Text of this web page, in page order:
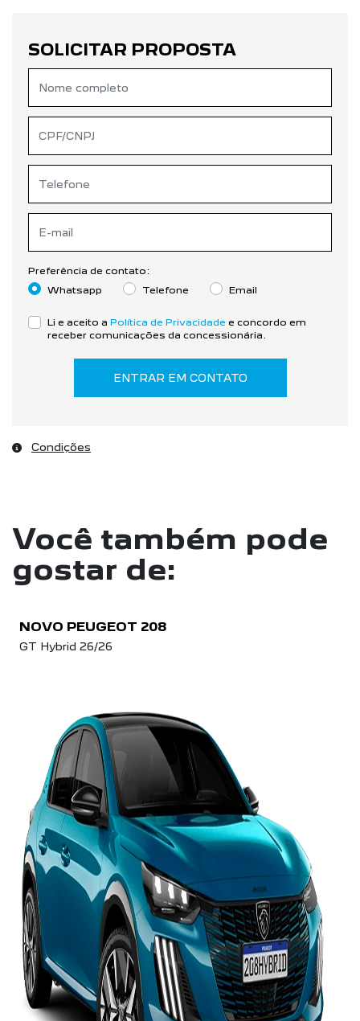
SOLICITAR PROPOSTA
Preferência de contato:
Whatsapp
Telefone Email
Li e aceito a Política de Privacidade e concordo em
receber comunicações da concessionária.
ENTRAR EM CONTATO
Condições
Você também pode
gostar de:
NOVO PEUGEOT 208
GT Hybrid 26/26